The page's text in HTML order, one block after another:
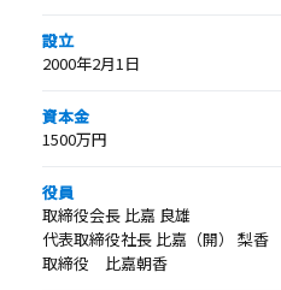
設立
2000年2月1日
資本金
1500万円
役員
取締役会長 比嘉 良雄
代表取締役社長 比嘉（開） 梨香
取締役 比嘉朝香